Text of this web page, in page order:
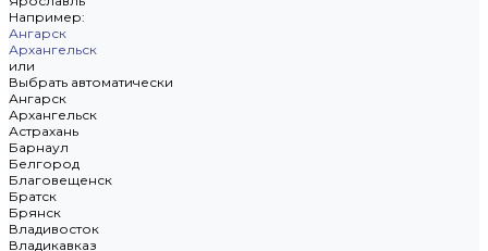
Например:
Ангарск
Архангельск
или
Выбрать автоматически
Ангарск
Архангельск
Астрахань
Барнаул
Белгород
Благовещенск
Братск
Брянск
Владивосток
Владикавказ